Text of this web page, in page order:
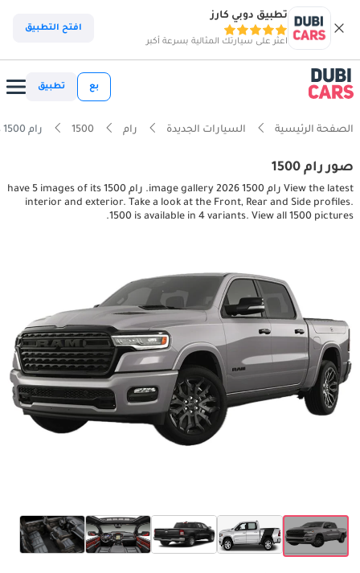
تطبيق دوبي كارز
اعثر على سيارتك المثالية بسرعة أكبر
افتح التطبيق
بع تطبيق
الصفحة الرئيسية السيارات الجديدة رام 1500 رام 1500 interior, exterior pictures
صور رام 1500
View the latest رام 1500 2026 image gallery. رام 1500 have 5 images of its
interior and exterior. Take a look at the Front, Rear and Side profiles.
1500 is available in 4 variants. View all 1500 pictures.